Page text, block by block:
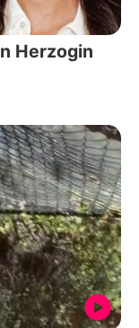
Herzogin